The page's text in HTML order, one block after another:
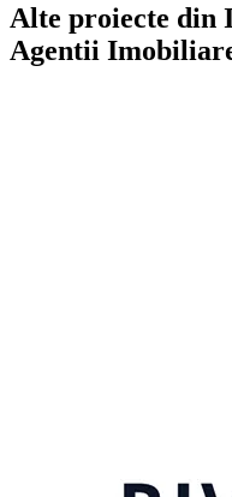
Alte proiecte din
Agentii